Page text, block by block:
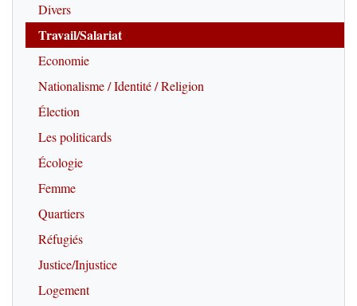
Divers
Travail/Salariat
Economie
Nationalisme / Identité / Religion
Élection
Les politicards
Écologie
Femme
Quartiers
Réfugiés
Justice/Injustice
Logement